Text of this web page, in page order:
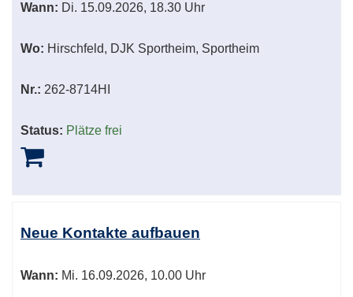
Wann: Di. 15.09.2026, 18.30 Uhr
Wo: Hirschfeld, DJK Sportheim, Sportheim
Nr.: 262-8714HI
Status: Plätze frei
Neue Kontakte aufbauen
Wann: Mi. 16.09.2026, 10.00 Uhr